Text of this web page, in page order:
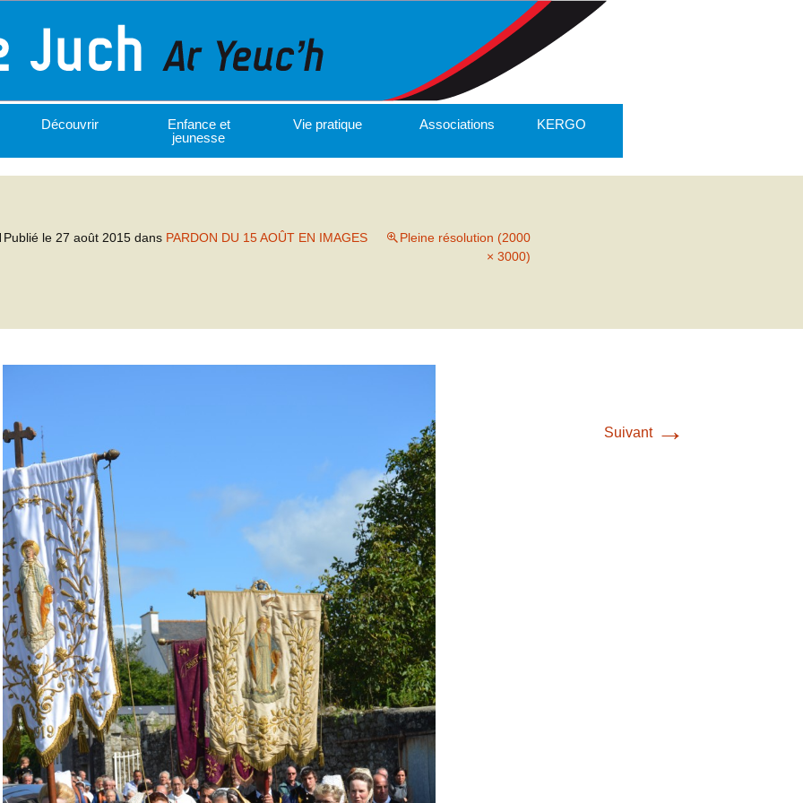
Découvrir
Enfance et
jeunesse
Vie pratique Associations KERGO
Publié le 27 août 2015 dans PARDON DU 15 AOÛT EN IMAGES
Pleine résolution (2000
× 3000)
Suivant →